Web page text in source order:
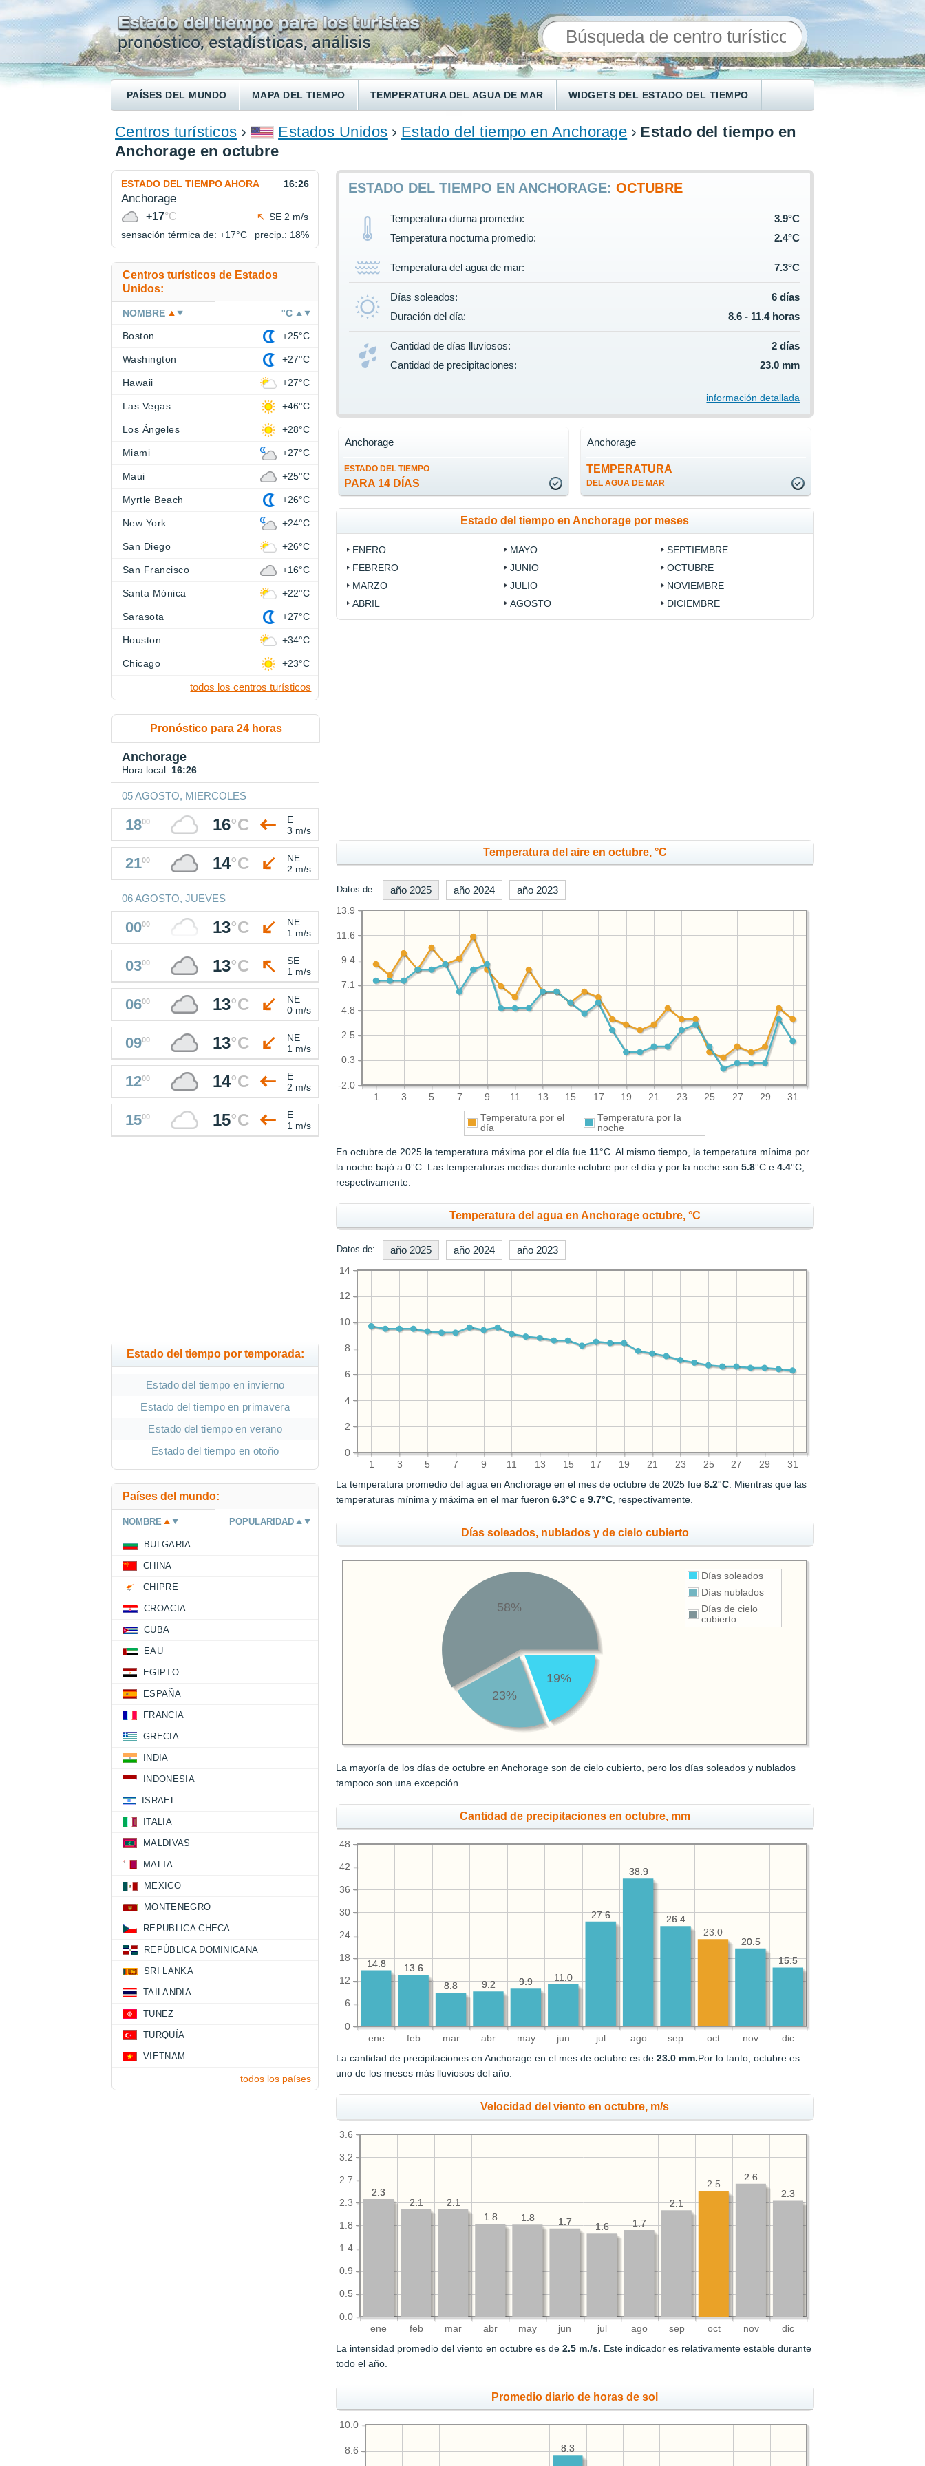
PAÍSES DEL MUNDO MAPA DEL TIEMPO TEMPERATURA DEL AGUA DE MAR WIDGETS DEL ESTADO DEL TIEMPO
ENCONTRAR UN HOTEL
Centros turísticos Estados Unidos Estado del tiempo en Anchorage
Estado del tiempo en
Anchorage en octubre
ESTADO DEL TIEMPO EN ANCHORAGE:OCTUBRE
Temperatura diurna promedio:
3.9°C
Temperatura nocturna promedio:
2.4°C
Temperatura del agua de mar: 7.3°C
Días soleados:
6 días
Duración del día:
8.6 - 11.4 horas
Cantidad de días lluviosos:
2 días
Cantidad de precipitaciones:
23.0 mm
información detallada
ESTADO DEL TIEMPO
PARA 14 DÍAS
Anchorage
TEMPERATURA
DEL AGUA DE MAR
Anchorage
Estado del tiempo en Anchorage por meses
ENERO
FEBRERO
MARZO
ABRIL
MAYO
JUNIO
JULIO
AGOSTO
SEPTIEMBRE
OCTUBRE
NOVIEMBRE
DICIEMBRE
Temperatura del aire en octubre, °C
Datos de: año 2025 año 2024 año 2023
1 3 5 7 9 11 13 15 17 19 21 23 25 27 29 31
-2.0
0.3
2.5
4.8
7.1
9.4
11.6
13.9
Temperatura por el
día
Temperatura por la
noche
En octubre de 2025 la temperatura máxima por el día fue 11°C. Al mismo tiempo, la temperatura mínima por
la noche bajó a0°C. Las temperaturas medias durante octubre por el día y por la noche son5.8°C e4.4°C,
respectivamente.
Temperatura del agua en Anchorage octubre, °C
Datos de: año 2025 año 2024 año 2023
1 3 5 7 9 11 13 15 17 19 21 23 25 27 29 31
0
2
4
6
8
10
12
14
La temperatura promedio del agua en Anchorage en el mes de octubre de 2025 fue8.2°C . Mientras que las
temperaturas mínima y máxima en el mar fueron6.3°C e9.7°C , respectivamente.
Días soleados, nublados y de cielo cubierto
Días soleados
Días nublados
Días de cielo
cubierto
19%
23%
58%
La mayoría de los días de octubre en Anchorage son de cielo cubierto, pero los días soleados y nublados
tampoco son una excepción.
Cantidad de precipitaciones en octubre, mm
ene feb mar abr may jun jul ago sep oct nov dic
0
6
12
18
24
30
36
42
48
15.5
20.5
26.4
38.9
27.6
11.0
9.9
9.2
8.8
13.6
14.8 15.5
20.5
23.0
26.4
38.9
27.6
11.0
9.9
9.2
8.8
13.6
14.8
La cantidad de precipitaciones en Anchorage en el mes de octubre es de23.0 mm.Por lo tanto, octubre es
uno de los meses más lluviosos del año.
Velocidad del viento en octubre, m/s
ene feb mar abr may jun jul ago sep oct nov dic
0.0
0.5
0.9
1.4
1.8
2.3
2.7
3.2
3.6
2.3
2.6
2.1
1.7
1.6
1.7
1.8
1.8
2.1
2.1
2.3 2.3
2.6
2.5
2.1
1.7
1.6
1.7
1.8
1.8
2.1
2.1
2.3
La intensidad promedio del viento en octubre es de2.5 m./s. Este indicador es relativamente estable durante
todo el año.
Promedio diario de horas de sol
8.6
10.0
8.3
8.3
ESTADO DEL TIEMPO AHORA 16:26
Anchorage
+17°C
SE 2 m/s
sensación térmica de: +17°C precip.: 18%
Centros turísticos de Estados
Unidos:
NOMBRE °C
Boston +25°C
Washington +27°C
Hawaii +27°C
Las Vegas +46°C
Los Ángeles +28°C
Miami +27°C
Maui +25°C
Myrtle Beach +26°C
New York +24°C
San Diego +26°C
San Francisco +16°C
Santa Mónica +22°C
Sarasota +27°C
Houston +34°C
Chicago +23°C
todos los centros turísticos
Pronóstico para 24 horas
Anchorage
Hora local: 16:26
05 AGOSTO, MIERCOLES
1800 16°C
E
3 m/s
2100 14°C
NE
2 m/s
06 AGOSTO, JUEVES
0000 13°C
NE
1 m/s
0300 13°C
SE
1 m/s
0600 13°C
NE
0 m/s
0900 13°C
NE
1 m/s
1200 14°C
E
2 m/s
1500 15°C
E
1 m/s
Estado del tiempo por temporada:
Estado del tiempo en invierno
Estado del tiempo en primavera
Estado del tiempo en verano
Estado del tiempo en otoño
Países del mundo:
NOMBRE POPULARIDAD
BULGARIA
CHINA
CHIPRE
CROACIA
CUBA
EAU
EGIPTO
ESPAÑA
FRANCIA
GRECIA
INDIA
INDONESIA
ISRAEL
ITALIA
MALDIVAS
MALTA
MEXICO
MONTENEGRO
REPUBLICA CHECA
REPÚBLICA DOMINICANA
SRI LANKA
TAILANDIA
TUNEZ
TURQUÍA
VIETNAM
todos los países